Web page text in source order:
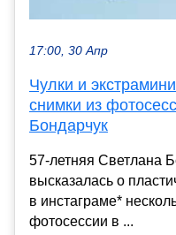
17:00, 30 Апр
Чулки и
снимки из
Бондарчук
57-летняя Светлана
высказалась о
в инстаграме*
фотосессии в ...